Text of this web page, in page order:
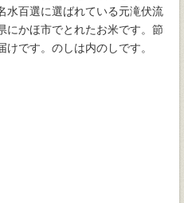
水百選に選ばれている元滝伏流
にかほ市でとれたお米です。節
です。のしは内のしです。